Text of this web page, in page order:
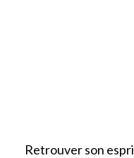
Retrouver son